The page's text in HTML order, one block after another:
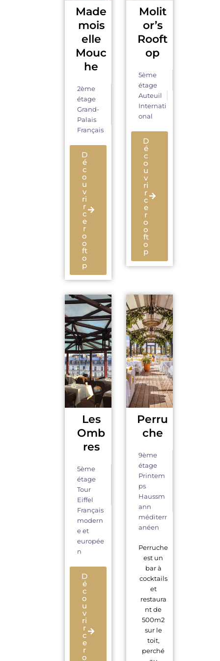
Made
mois
elle
Mouc
he
2ème
étage
Grand-
Palais
Français
D
é
c
o
u
v
ri
r
c
e
r
o
o
ft
o
p
Molit
or’s
Rooft
op
5ème
étage
Auteuil
Internati
onal
D
é
c
o
u
v
ri
r
c
e
r
o
o
ft
o
p
Les
Omb
res
5ème
étage
Tour
Eiffel
Français
modern
e et
europée
n
D
é
c
o
u
v
ri
r
c
e
r
o
Perru
che
9ème
étage
Printem
ps
Haussm
ann
méditerr
anéen
Perruche
est un
bar à
cocktails
et
restaura
nt de
500m2
sur le
toit,
perché